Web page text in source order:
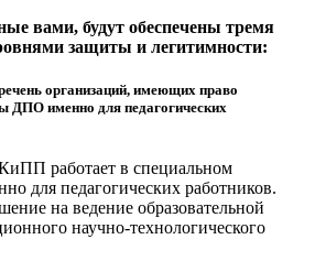
вами, будут обеспечены тремя
защиты и легитимности:
организаций, имеющих право
ДПО именно для педагогических
работает в специальном
для педагогических работников.
на ведение образовательной
научно-технологического